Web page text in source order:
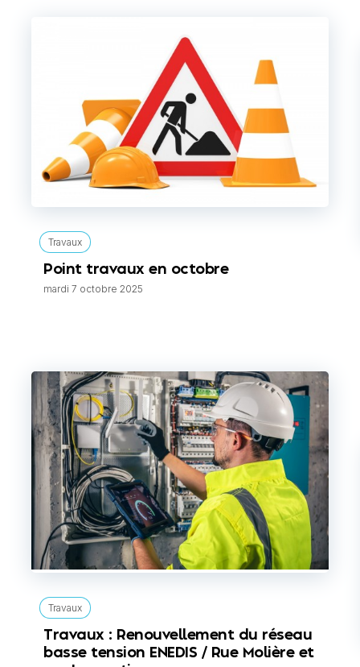
Travaux
Point travaux en octobre
mardi 7 octobre 2025
Travaux
Travaux : Renouvellement du réseau
basse tension ENEDIS / Rue Molière et